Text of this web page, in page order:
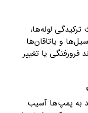
لوله‌ها،
و یاتاقان‌ها
یا تغییر
به پمپ‌ها آسیب